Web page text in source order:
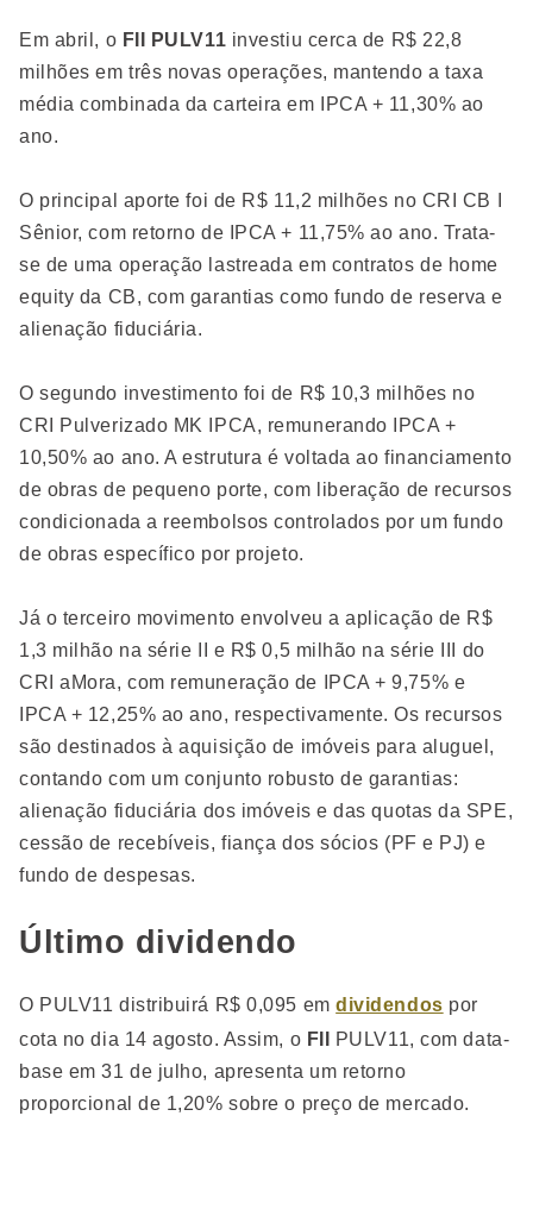
Em abril, o FII PULV11 investiu cerca de R$ 22,8
milhões em três novas operações, mantendo a taxa
média combinada da carteira em IPCA + 11,30% ao
ano.
O principal aporte foi de R$ 11,2 milhões no CRI CB I
Sênior, com retorno de IPCA + 11,75% ao ano. Trata-
se de uma operação lastreada em contratos de home
equity da CB, com garantias como fundo de reserva e
alienação fiduciária.
O segundo investimento foi de R$ 10,3 milhões no
CRI Pulverizado MK IPCA, remunerando IPCA +
10,50% ao ano. A estrutura é voltada ao financiamento
de obras de pequeno porte, com liberação de recursos
condicionada a reembolsos controlados por um fundo
de obras específico por projeto.
Já o terceiro movimento envolveu a aplicação de R$
1,3 milhão na série II e R$ 0,5 milhão na série III do
CRI aMora, com remuneração de IPCA + 9,75% e
IPCA + 12,25% ao ano, respectivamente. Os recursos
são destinados à aquisição de imóveis para aluguel,
contando com um conjunto robusto de garantias:
alienação fiduciária dos imóveis e das quotas da SPE,
cessão de recebíveis, fiança dos sócios (PF e PJ) e
fundo de despesas.
Último dividendo
O PULV11 distribuirá R$ 0,095 emdividendos por
cota no dia 14 agosto. Assim, o FII
PULV11, com data-
base em 31 de julho, apresenta um retorno
proporcional de 1,20% sobre o preço de mercado.